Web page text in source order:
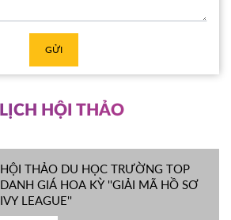
GỬI
LỊCH HỘI THẢO
HỘI THẢO DU HỌC TRƯỜNG TOP
DANH GIÁ HOA KỲ ''GIẢI MÃ HỒ SƠ
IVY LEAGUE''